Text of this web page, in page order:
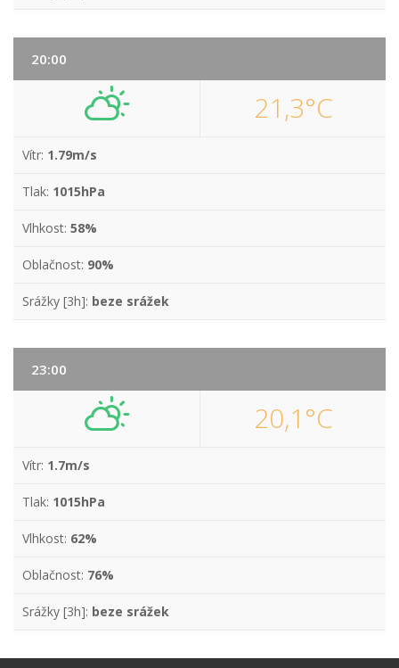
20:00
21,3°C
Vítr: 1.79m/s
Tlak: 1015hPa
Vlhkost: 58%
Oblačnost: 90%
Srážky [3h]: beze srážek
23:00
20,1°C
Vítr: 1.7m/s
Tlak: 1015hPa
Vlhkost: 62%
Oblačnost: 76%
Srážky [3h]: beze srážek